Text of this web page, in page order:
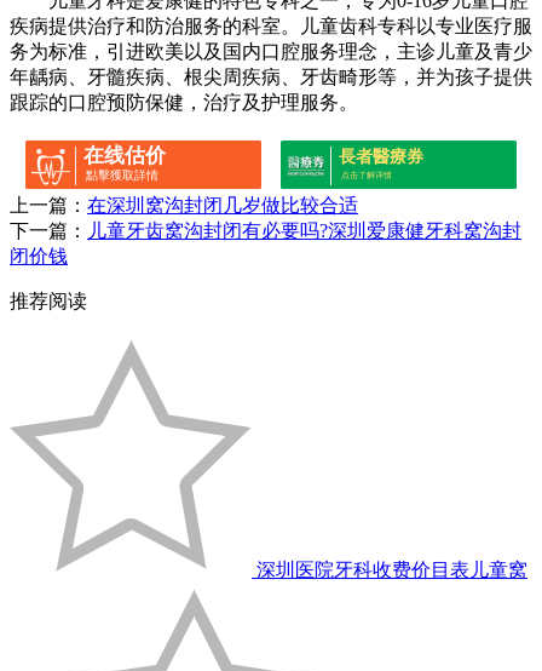
疾病提供治疗和防治服务的科室。儿童齿科专科以专业医疗服
务为标准，引进欧美以及国内口腔服务理念，主诊儿童及青少
年龋病、牙髓疾病、根尖周疾病、牙齿畸形等，并为孩子提供
跟踪的口腔预防保健，治疗及护理服务。
在线估价
點擊獲取詳情
長者醫療券
点击了解详情
上一篇： 在深圳窝沟封闭几岁做比较合适
下一篇：
儿童牙齿窝沟封闭有必要吗?深圳爱康健牙科窝沟封
闭价钱
推荐阅读
深圳医院牙科收费价目表儿童窝